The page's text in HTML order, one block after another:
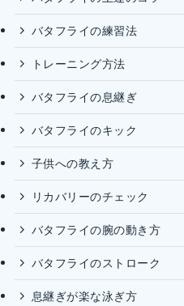
バタフライの練習法
トレーニング方法
バタフライの息継ぎ
バタフライのキック
子供への教え方
リカバリーのチェック
バタフライの腕の動き方
バタフライのストローク
息継ぎが楽な泳ぎ方